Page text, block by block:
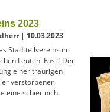
2023
| 10.03.2023
Stadtteilvereins im
Leuten. Fast? Der
einer traurigen
verstorbener
eine schier nicht